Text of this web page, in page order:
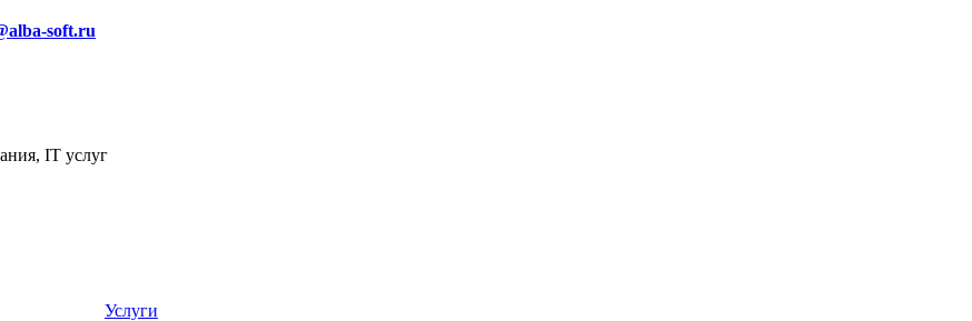
soft.ru
IT услуг
Услуги